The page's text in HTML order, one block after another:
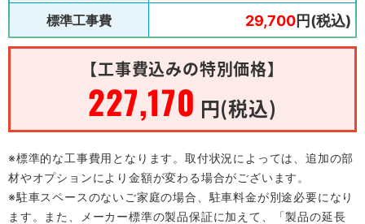
標準工事費 29,700円(税込)
【工事費込みの特別価格】
227,170 円(税込)
※標準的な工事費用となります。取付状況によっては、追加の部
材やオプションにより金額が変わる場合がございます。
※駐車スペースのないご家庭の場合、駐車料金が別途必要になり
ます。また、メーカー標準の製品保証に加えて、「製品の延長